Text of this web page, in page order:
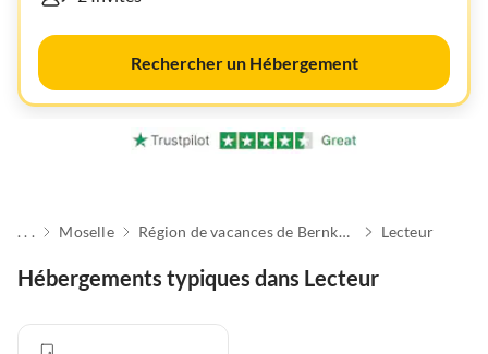
Rechercher un Hébergement
. . . Moselle Région de vacances de Bernkastel-Kues Lecteur
Hébergements typiques dans Lecteur